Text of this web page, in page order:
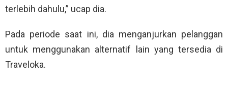
terlebih dahulu,” ucap dia.
Pada periode saat ini, dia menganjurkan pelanggan
untuk menggunakan alternatif lain yang tersedia di
Traveloka.